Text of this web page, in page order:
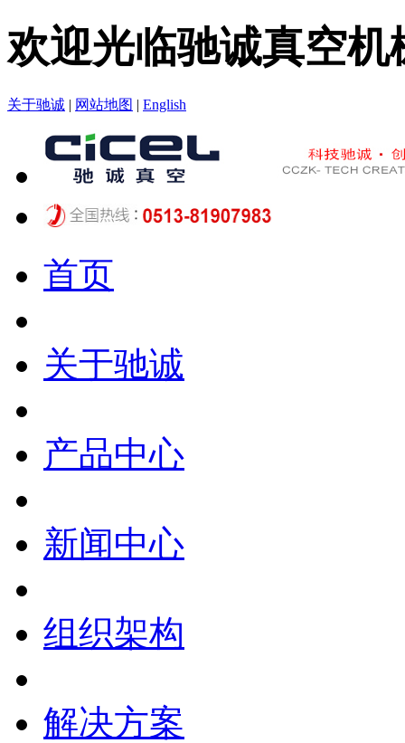
欢迎光临驰诚真空
关于驰诚 | 网站地图 | English
首页
关于驰诚
产品中心
新闻中心
组织架构
解决方案